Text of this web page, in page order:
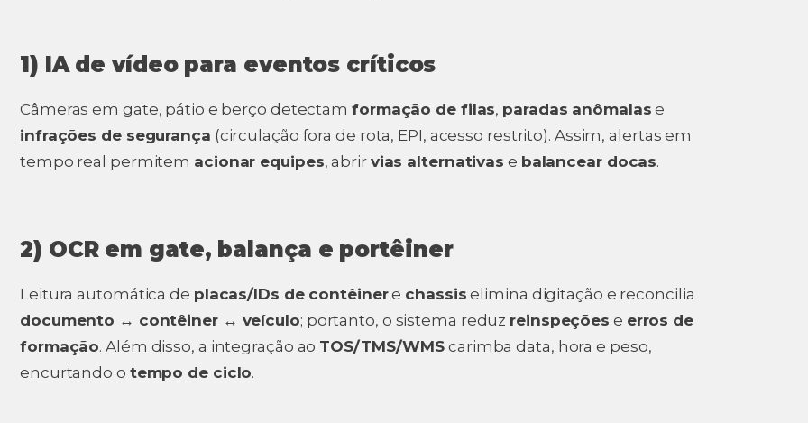
1) IA de vídeo para eventos críticos
Câmeras em gate, pátio e berço detectam formação de filas, paradas anômalas e
infrações de segurança (circulação fora de rota, EPI, acesso restrito). Assim, alertas em
tempo real permitem acionar equipes, abrir vias alternativas e balancear docas.
2) OCR em gate, balança e portêiner
Leitura automática de placas/IDs de contêinere chassis elimina digitação e reconcilia
documento ↔ contêiner ↔ veículo; portanto, o sistema reduz reinspeções e erros de
formação. Além disso, a integração ao TOS/TMS/WMS carimba data, hora e peso,
encurtando o tempo de ciclo.